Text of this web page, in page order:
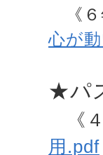
《
心が
★パ
《
用.pdf